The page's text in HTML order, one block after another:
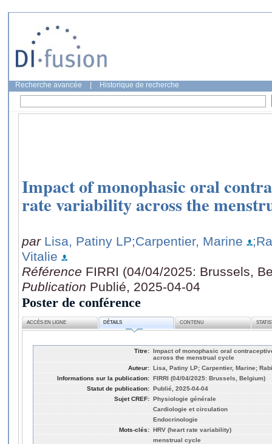
Recherche avancée Historique de recherche
Impact of monophasic oral
rate variability across the
par Lisa, Patiny LP;Carpentier, Marine
Vitalie
Référence FIRRI (04/04/2025: Brussels,
Publication Publié, 2025-04-04
Poster de conférence
ACCÈS EN LIGNE DÉTAILS CONTENU
Titre: Impact of monophasic oral
across the menstrual cycle
Auteur: Lisa, Patiny LP; Carpentier, Marine;
Informations sur la publication: FIRRI (04/04/2025: Brussels, Belgium)
Statut de publication: Publié, 2025-04-04
Sujet CREF: Physiologie générale
Cardiologie et circulation
Endocrinologie
Mots-clés: HRV (heart rate variability)
menstrual cycle